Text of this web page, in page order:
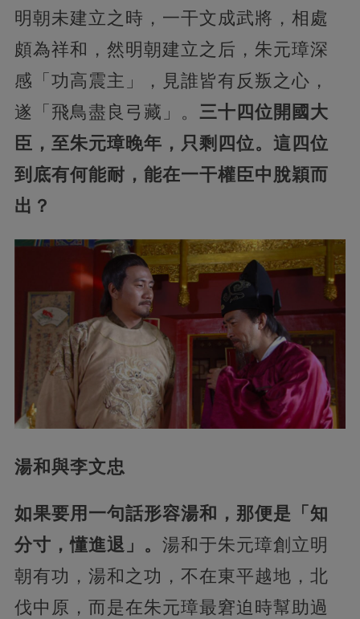
明朝未建立之時，一干文成武將，相處
頗為祥和，然明朝建立之后，朱元璋深
感「功高震主」，見誰皆有反叛之心，
遂「飛鳥盡良弓藏」。 三十四位開國大
臣，至朱元璋晚年，只剩四位。這四位
到底有何能耐，能在一干權臣中脫穎而
出？
湯和與李文忠
如果要用一句話形容湯和，那便是「知
分寸，懂進退」。 湯和于朱元璋創立明
朝有功，湯和之功，不在東平越地，北
伐中原，而是在朱元璋最窘迫時幫助過